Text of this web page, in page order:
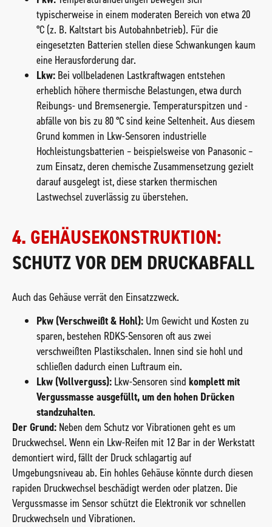
typischerweise in einem moderaten Bereich von etwa 20
°C (z. B. Kaltstart bis Autobahnbetrieb). Für die
eingesetzten Batterien stellen diese Schwankungen kaum
eine Herausforderung dar.
Lkw: Bei vollbeladenen Lastkraftwagen entstehen
erheblich höhere thermische Belastungen, etwa durch
Reibungs- und Bremsenergie. Temperaturspitzen und -
abfälle von bis zu 80 °C sind keine Seltenheit. Aus diesem
Grund kommen in Lkw-Sensoren industrielle
Hochleistungsbatterien – beispielsweise von Panasonic –
zum Einsatz, deren chemische Zusammensetzung gezielt
darauf ausgelegt ist, diese starken thermischen
Lastwechsel zuverlässig zu überstehen.
4. GEHÄUSEKONSTRUKTION:
SCHUTZ VOR DEM DRUCKABFALL
Auch das Gehäuse verrät den Einsatzzweck.
Pkw (Verschweißt & Hohl): Um Gewicht und Kosten zu
sparen, bestehen RDKS-Sensoren oft aus zwei
verschweißten Plastikschalen. Innen sind sie hohl und
schließen dadurch einen Luftraum ein.
Lkw (Vollverguss): Lkw-Sensoren sind komplett mit
Vergussmasse ausgefüllt, um den hohen Drücken
standzuhalten.
Der Grund: Neben dem Schutz vor Vibrationen geht es um
Druckwechsel. Wenn ein Lkw-Reifen mit 12 Bar in der Werkstatt
demontiert wird, fällt der Druck schlagartig auf
Umgebungsniveau ab. Ein hohles Gehäuse könnte durch diesen
rapiden Druckwechsel beschädigt werden oder platzen. Die
Vergussmasse im Sensor schützt die Elektronik vor schnellen
Druckwechseln und Vibrationen.